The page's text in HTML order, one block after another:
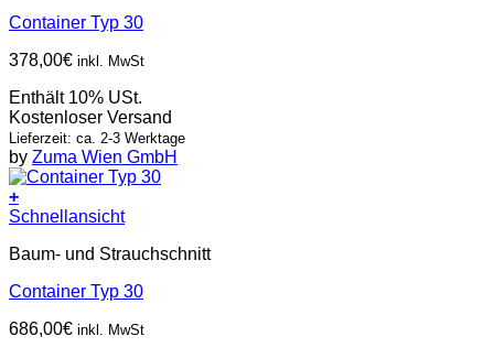
Container Typ 30
378,00€ inkl. MwSt
Enthält 10% USt.
Kostenloser Versand
Lieferzeit: ca. 2-3 Werktage
by Zuma Wien GmbH
+
Schnellansicht
Baum- und Strauchschnitt
Container Typ 30
686,00€ inkl. MwSt